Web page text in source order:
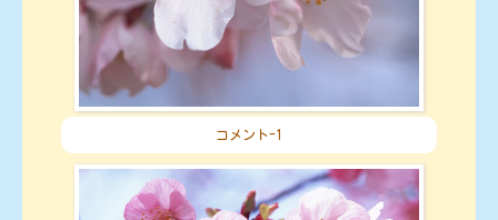
コメント-1